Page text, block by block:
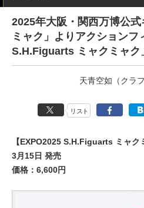
2025年大阪・関西万博公
ミャク」よりアクション
S.H.Figuarts ミャクミャク
天青空如（クラフ
リスト
【EXPO2025 S.H.Figuarts ミャク
3月15日 発売
価格：6,600円